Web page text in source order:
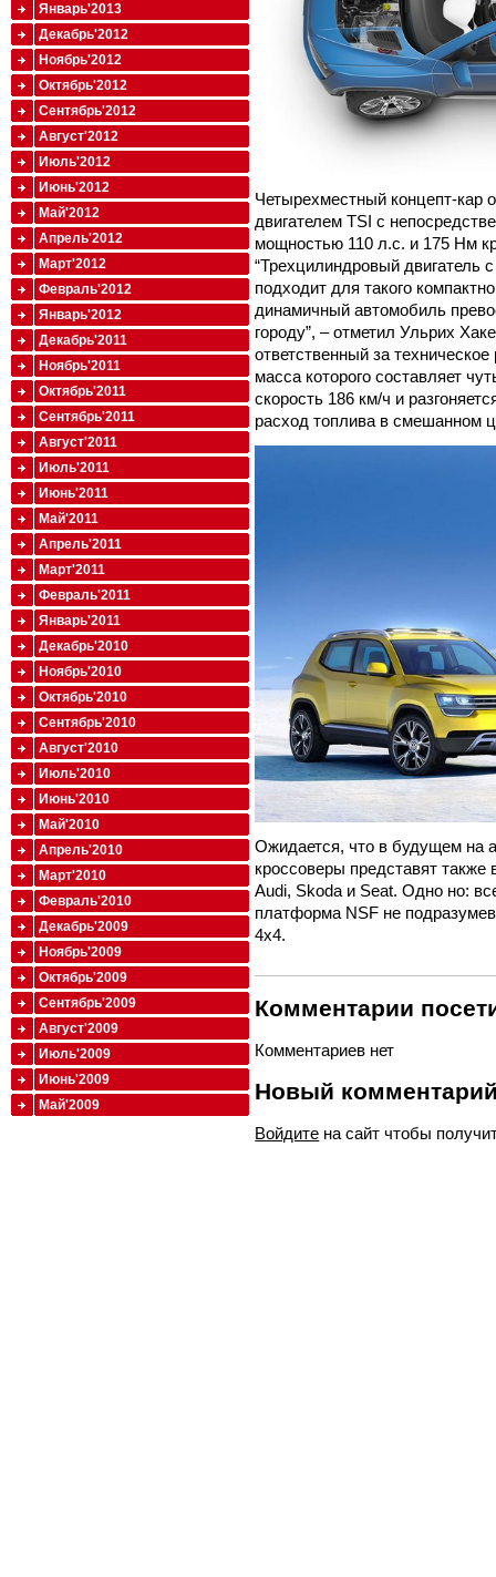
Четырехместный концепт-кар
двигателем TSI с
мощностью 110 л.с. и 175 Нм
“Трехцилиндровый
подходит для такого
динамичный автомобиль
городу”, – отметил Ульрих
ответственный за
масса которого составляет
скорость 186 км/ч и
расход топлива в смешанном
Ожидается, что в будущем на
кроссоверы представят также
Audi, Skoda и Seat. Одно но:
платформа NSF не
4x4.
Комментарии
Комментариев нет
Новый
Войдите на сайт чтобы
Январь'2013
Декабрь'2012
Ноябрь'2012
Октябрь'2012
Сентябрь'2012
Август'2012
Июль'2012
Июнь'2012
Май'2012
Апрель'2012
Март'2012
Февраль'2012
Январь'2012
Декабрь'2011
Ноябрь'2011
Октябрь'2011
Сентябрь'2011
Август'2011
Июль'2011
Июнь'2011
Май'2011
Апрель'2011
Март'2011
Февраль'2011
Январь'2011
Декабрь'2010
Ноябрь'2010
Октябрь'2010
Сентябрь'2010
Август'2010
Июль'2010
Июнь'2010
Май'2010
Апрель'2010
Март'2010
Февраль'2010
Декабрь'2009
Ноябрь'2009
Октябрь'2009
Сентябрь'2009
Август'2009
Июль'2009
Июнь'2009
Май'2009